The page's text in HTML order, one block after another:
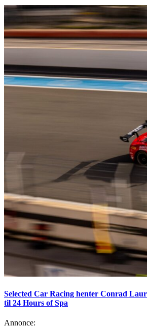
Selected Car Racing henter Conrad
til 24 Hours of Spa
Annonce: